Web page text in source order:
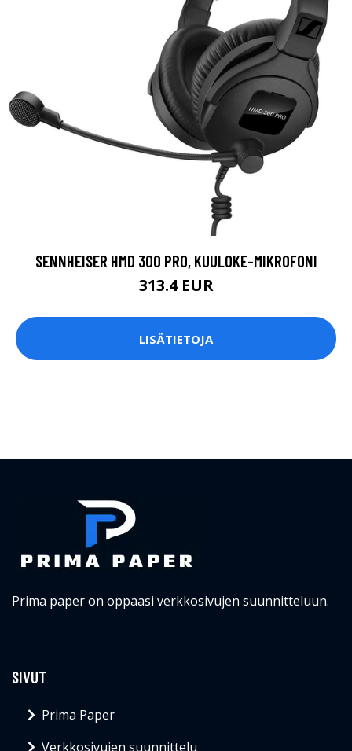
SENNHEISER HMD 300 PRO, KUULOKE-MIKROFONI
313.4 EUR
LISÄTIETOJA
Prima paper on oppaasi verkkosivujen suunnitteluun.
SIVUT
Prima Paper
Verkkosivujen suunnittelu